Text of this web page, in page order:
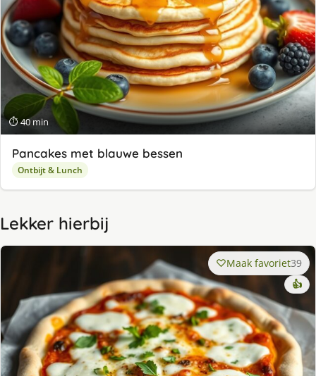
⏱ 40 min
Pancakes met blauwe bessen
Ontbijt & Lunch
Lekker hierbij
Maak favoriet39
👍